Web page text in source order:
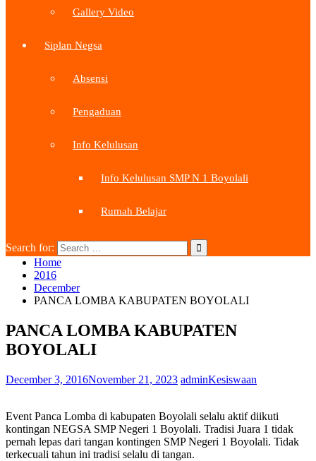
Gallery Video
Siplan Negsa
Absensi
Pengaduan
Info Kelulusan
Info Kelulusan SMP N 1 Boyolali
Rumah Belajar
Search for:
Home
2016
December
PANCA LOMBA KABUPATEN BOYOLALI
PANCA LOMBA KABUPATEN
BOYOLALI
December 3, 2016November 21, 2023 adminKesiswaan
Event Panca Lomba di kabupaten Boyolali selalu aktif diikuti
kontingan NEGSA SMP Negeri 1 Boyolali. Tradisi Juara 1 tidak
pernah lepas dari tangan kontingen SMP Negeri 1 Boyolali. Tidak
terkecuali tahun ini tradisi selalu di tangan.